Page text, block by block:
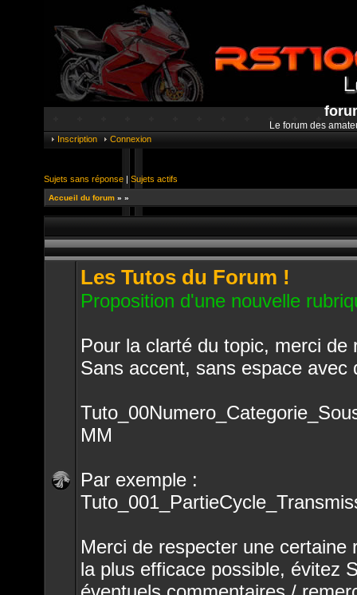
Le forum des
Inscription Connexion
Sujets sans réponse | Sujets actifs
Accueil du forum » »
Aucun
message
Les Tutos du Forum !
Proposition d'une nouvelle
Pour la clarté du topic, merci
Sans accent, sans espace
MM
Par exemple :
Merci de respecter une
la plus efficace possible, évitez